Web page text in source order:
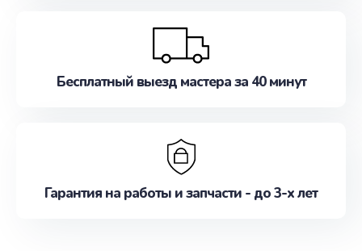
Бесплатный выезд мастера за 40 минут
Гарантия на работы и запчасти - до 3-х лет